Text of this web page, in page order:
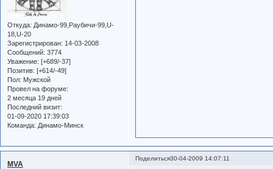
Откуда: Динамо-99,Раубичи-99,U-
18,U-20
Зарегистрирован: 14-03-2008
Сообщений: 3774
Уважение: [+689/-37]
Позитив: [+614/-49]
Пол: Мужской
Провел на форуме:
2 месяца 19 дней
Последний визит:
01-09-2020 17:39:03
Команда: Динамо-Минск
Поделиться30-04-2009 14:07:11
MVA